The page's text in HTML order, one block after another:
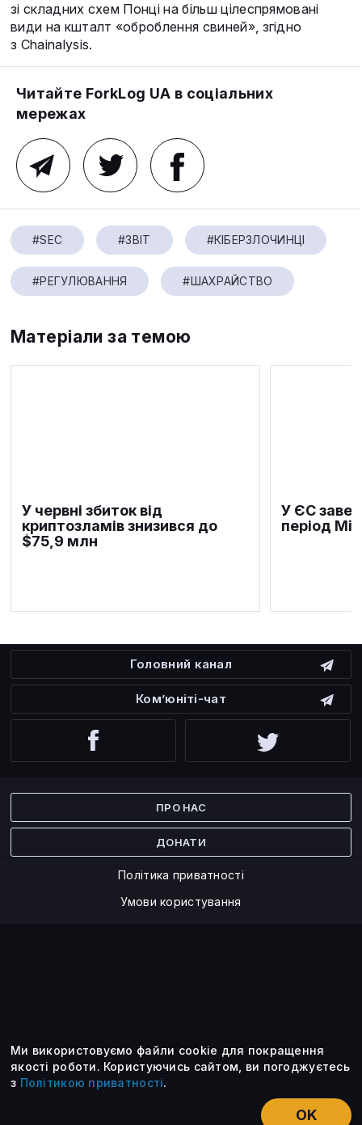
КУРСИ КРИПТОВАЛЮТ
зі складних схем Понці на більш цілеспрямовані
види на кшталт «оброблення свиней», згідно
з Chainalysis.
Читайте ForkLog UA в соціальних
мережах
#SEC #ЗВІТ #КІБЕРЗЛОЧИНЦІ
#РЕГУЛЮВАННЯ #ШАХРАЙСТВО
Матеріали за темою
У червні збиток від
криптозламів знизився до
$75,9 млн
У ЄС
період
Головний канал
Ком’юніті-чат
ПРО НАС
ДОНАТИ
Політика приватності
Умови користування
©2014 — 2026
Усі опубліковані матеріали належать ForkLog. Ви можете
передруковувати їх тільки після узгодження із редакцією та
вказанням активного посилання на ForkLog.
Ми використовуємо файли cookie для покращення
якості роботи. Користуючись сайтом, ви погоджуєтесь
з Політикою приватності.
OK